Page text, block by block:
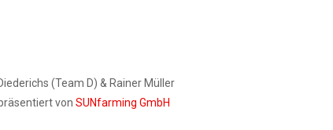
(Team D) & Rainer Müller
vonSUNfarming GmbH